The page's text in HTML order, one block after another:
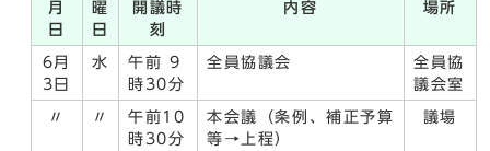
月
日
曜
日
開議時
刻
内容 場所
6月
3日
水
午前 9
時30分
全員協議会
全員協
議会室
〃 〃
午前10
時30分
本会議（条例、補正予算
等→上程）
議場